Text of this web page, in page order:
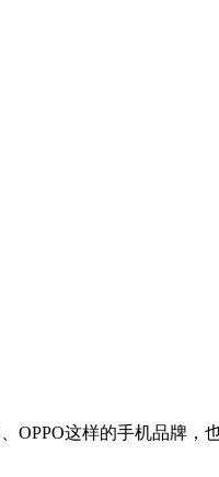
这样的手机品牌